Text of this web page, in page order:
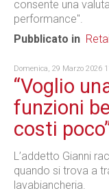
consente una
performance".
Pubblicato in
Domenica, 29 Marzo 2026
“Voglio
funzioni
costi
L’addetto Gianni
quando si trova a
lavabiancheria.